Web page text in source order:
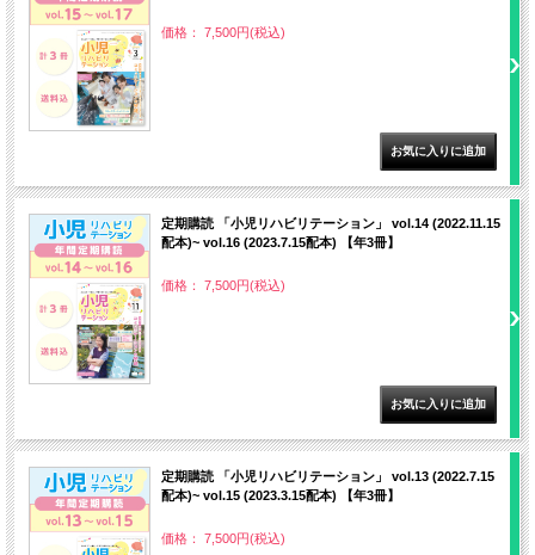
価格： 7,500円(税込)
定期購読 「小児リハビリテーション」 vol.14 (2022.11.15
配本)~ vol.16 (2023.7.15配本) 【年3冊】
価格： 7,500円(税込)
定期購読 「小児リハビリテーション」 vol.13 (2022.7.15
配本)~ vol.15 (2023.3.15配本) 【年3冊】
価格： 7,500円(税込)